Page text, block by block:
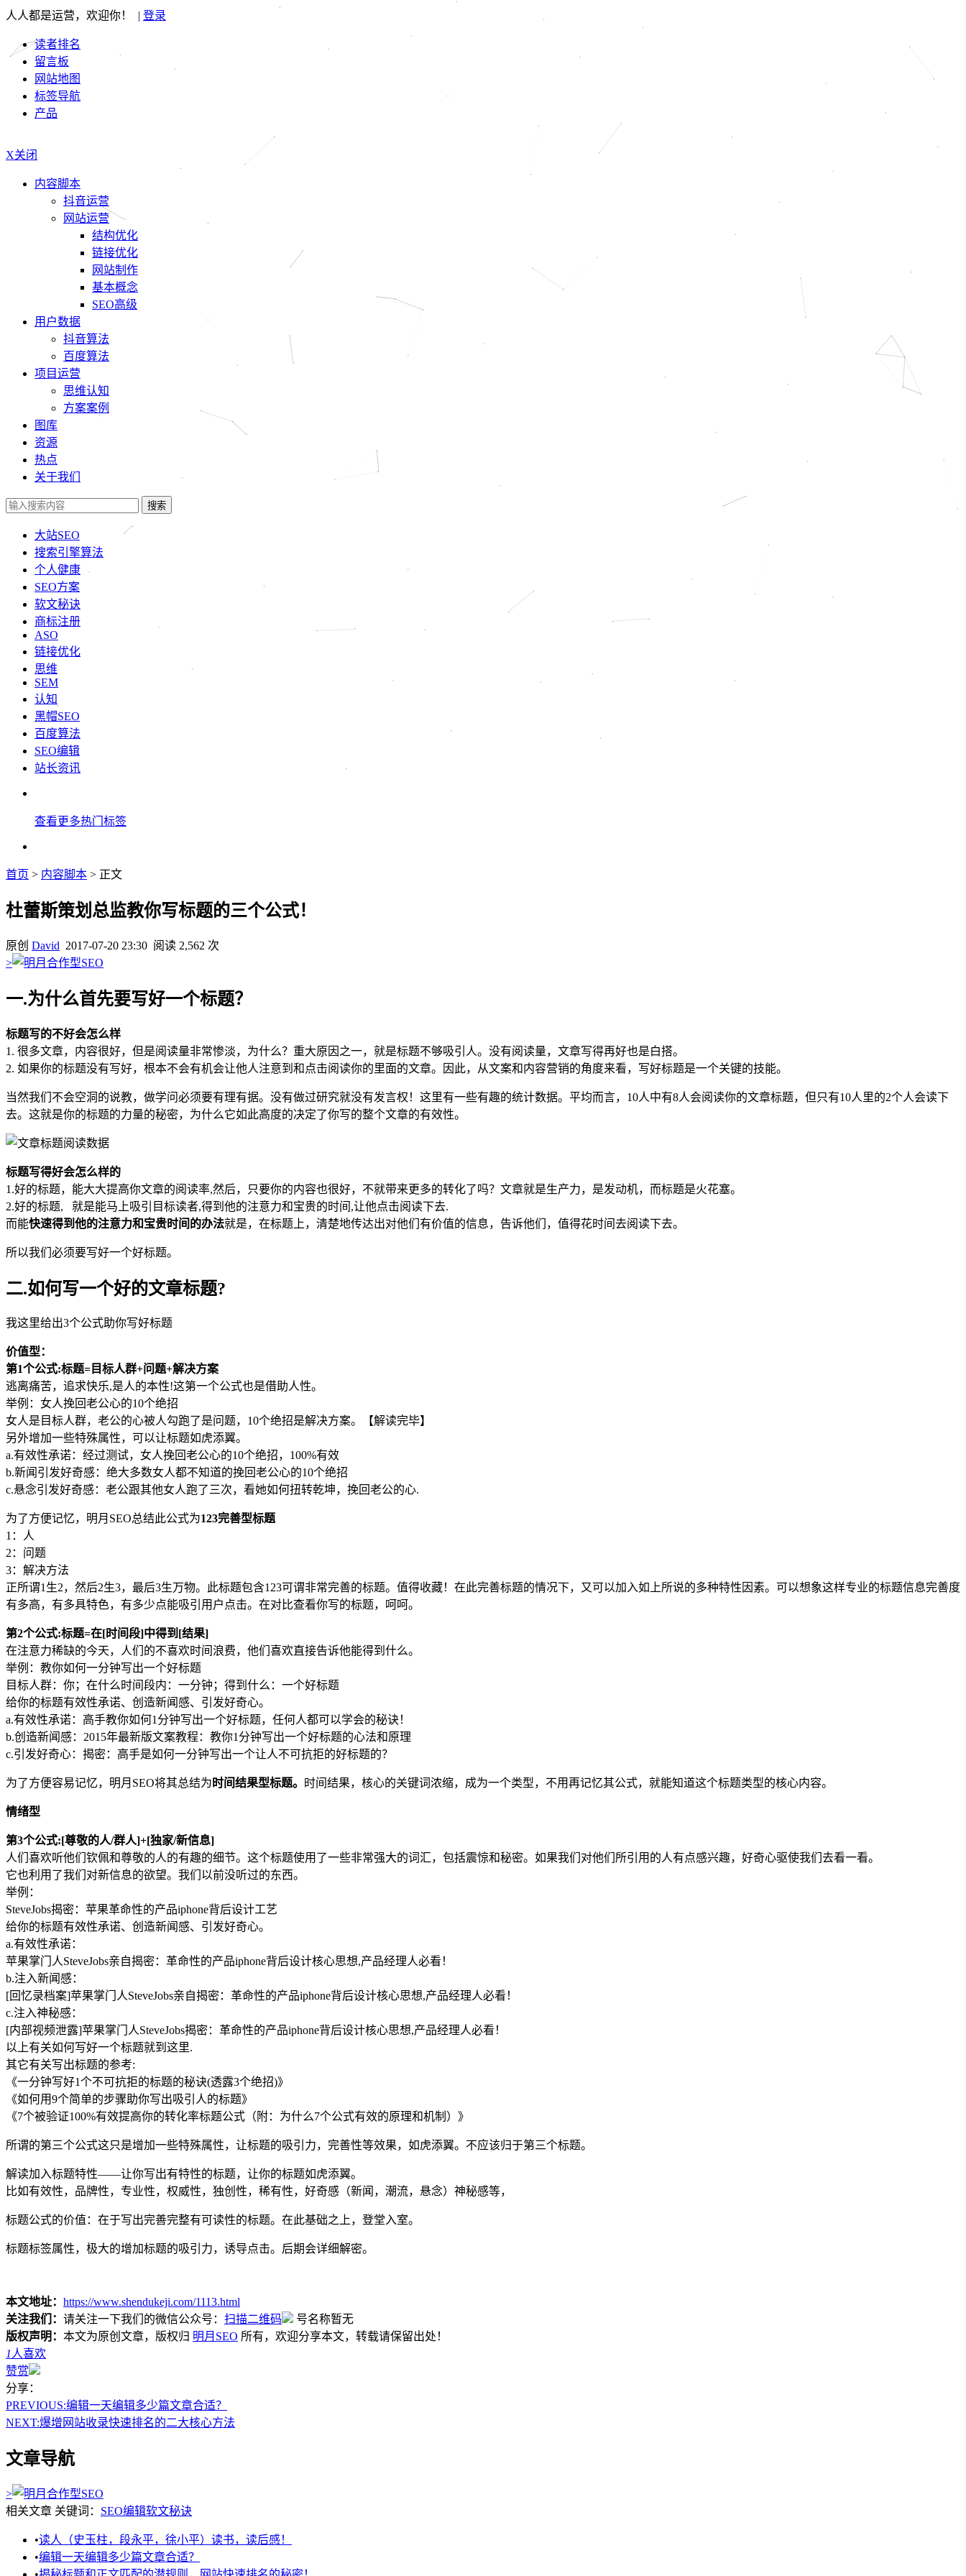
人人都是运营，欢迎你！ | 登录
读者排名
留言板
网站地图
标签导航
产品
X关闭
内容脚本
抖音运营
网站运营
结构优化
链接优化
网站制作
基本概念
SEO高级
用户数据
抖音算法
百度算法
项目运营
思维认知
方案案例
图库
资源
热点
关于我们
搜索
大站SEO
搜索引擎算法
个人健康
SEO方案
软文秘诀
商标注册
ASO
链接优化
思维
SEM
认知
黑帽SEO
百度算法
SEO编辑
站长资讯
查看更多热门标签
首页 > 内容脚本 > 正文
杜蕾斯策划总监教你写标题的三个公式！
原创 David 2017-07-20 23:30 阅读 2,562 次
>
一.为什么首先要写好一个标题？
标题写的不好会怎么样
1. 很多文章，内容很好，但是阅读量非常惨淡，为什么？重大原因之一，就是标题不够吸引人。没有阅读量，文章写得再好也是白搭。
2. 如果你的标题没有写好，根本不会有机会让他人注意到和点击阅读你的里面的文章。因此，从文案和内容营销的角度来看，写好标题是一个关键的技能。
当然我们不会空洞的说教，做学问必须要有理有据。没有做过研究就没有发言权！这里有一些有趣的统计数据。平均而言，10人中有8人会阅读你的文章标题，但只有10人里的2个人会读下
去。这就是你的标题的力量的秘密，为什么它如此高度的决定了你写的整个文章的有效性。
标题写得好会怎么样的
1.好的标题，能大大提高你文章的阅读率,然后，只要你的内容也很好，不就带来更多的转化了吗？文章就是生产力，是发动机，而标题是火花塞。
2.好的标题, 就是能马上吸引目标读者,得到他的注意力和宝贵的时间,让他点击阅读下去.
而能快速得到他的注意力和宝贵时间的办法就是，在标题上，清楚地传达出对他们有价值的信息，告诉他们，值得花时间去阅读下去。
所以我们必须要写好一个好标题。
二.如何写一个好的文章标题?
我这里给出3个公式助你写好标题
价值型：
第1个公式:标题=目标人群+问题+解决方案
逃离痛苦，追求快乐,是人的本性!这第一个公式也是借助人性。
举例：女人挽回老公心的10个绝招
女人是目标人群，老公的心被人勾跑了是问题，10个绝招是解决方案。【解读完毕】
另外增加一些特殊属性，可以让标题如虎添翼。
a.有效性承诺：经过测试，女人挽回老公心的10个绝招，100%有效
b.新闻引发好奇感：绝大多数女人都不知道的挽回老公心的10个绝招
c.悬念引发好奇感：老公跟其他女人跑了三次，看她如何扭转乾坤，挽回老公的心.
为了方便记忆，明月SEO总结此公式为123完善型标题
1：人
2：问题
3：解决方法
正所谓1生2，然后2生3，最后3生万物。此标题包含123可谓非常完善的标题。值得收藏！在此完善标题的情况下，又可以加入如上所说的多种特性因素。可以想象这样专业的标题信息完善度
有多高，有多具特色，有多少点能吸引用户点击。在对比查看你写的标题，呵呵。
第2个公式:标题=在[时间段]中得到[结果]
在注意力稀缺的今天，人们的不喜欢时间浪费，他们喜欢直接告诉他能得到什么。
举例：教你如何一分钟写出一个好标题
目标人群：你；在什么时间段内：一分钟；得到什么：一个好标题
给你的标题有效性承诺、创造新闻感、引发好奇心。
a.有效性承诺：高手教你如何1分钟写出一个好标题，任何人都可以学会的秘诀！
b.创造新闻感：2015年最新版文案教程：教你1分钟写出一个好标题的心法和原理
c.引发好奇心：揭密：高手是如何一分钟写出一个让人不可抗拒的好标题的？
为了方便容易记忆，明月SEO将其总结为 时间结果型标题。 时间结果，核心的关键词浓缩，成为一个类型，不用再记忆其公式，就能知道这个标题类型的核心内容。
情绪型
第3个公式:[尊敬的人/群人]+[独家/新信息]
人们喜欢听他们钦佩和尊敬的人的有趣的细节。这个标题使用了一些非常强大的词汇，包括震惊和秘密。如果我们对他们所引用的人有点感兴趣，好奇心驱使我们去看一看。
它也利用了我们对新信息的欲望。我们以前没听过的东西。
举例：
SteveJobs揭密：苹果革命性的产品iphone背后设计工艺
给你的标题有效性承诺、创造新闻感、引发好奇心。
a.有效性承诺：
苹果掌门人SteveJobs亲自揭密：革命性的产品iphone背后设计核心思想,产品经理人必看！
b.注入新闻感：
[回忆录档案]苹果掌门人SteveJobs亲自揭密：革命性的产品iphone背后设计核心思想,产品经理人必看！
c.注入神秘感：
[内部视频泄露]苹果掌门人SteveJobs揭密：革命性的产品iphone背后设计核心思想,产品经理人必看！
以上有关如何写好一个标题就到这里.
其它有关写出标题的参考:
《一分钟写好1个不可抗拒的标题的秘诀(透露3个绝招)》
《如何用9个简单的步骤助你写出吸引人的标题》
《7个被验证100%有效提高你的转化率标题公式（附：为什么7个公式有效的原理和机制）》
所谓的第三个公式这只是增加一些特殊属性，让标题的吸引力，完善性等效果，如虎添翼。不应该归于第三个标题。
解读加入标题特性——让你写出有特性的标题，让你的标题如虎添翼。
比如有效性，品牌性，专业性，权威性，独创性，稀有性，好奇感（新闻，潮流，悬念）神秘感等，
标题公式的价值：在于写出完善完整有可读性的标题。在此基础之上，登堂入室。
标题标签属性，极大的增加标题的吸引力，诱导点击。后期会详细解密。
本文地址： https://www.shendukeji.com/1113.html
关注我们： 请关注一下我们的微信公众号： 扫描二维码
号名称暂无
版权声明： 本文为原创文章，版权归 明月SEO 所有，欢迎分享本文，转载请保留出处！
1人喜欢
赞赏
分享：
PREVIOUS:编辑一天编辑多少篇文章合适？
NEXT:爆增网站收录快速排名的二大核心方法
文章导航
>
相关文章 关键词： SEO编辑软文秘诀
•读人（史玉柱，段永平，徐小平）读书，读后感！
•编辑一天编辑多少篇文章合适？